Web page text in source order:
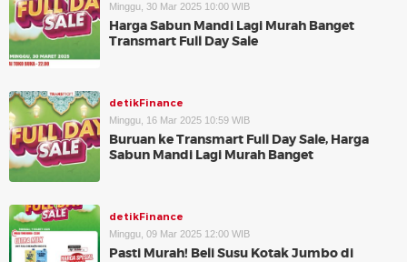
Minggu, 30 Mar 2025 10:00 WIB
Harga Sabun Mandi Lagi Murah Banget
Transmart Full Day Sale
detikFinance
Minggu, 16 Mar 2025 10:59 WIB
Buruan ke Transmart Full Day Sale, Harga
Sabun Mandi Lagi Murah Banget
detikFinance
Minggu, 09 Mar 2025 12:00 WIB
Pasti Murah! Beli Susu Kotak Jumbo di